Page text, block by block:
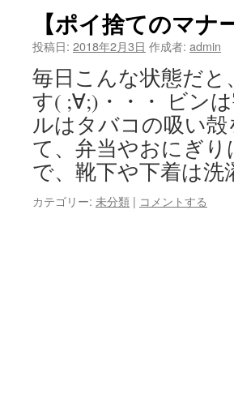
キ
ッ
【ポイ捨てのマナ
投稿日: 2018年2月3日 作成者: admin
毎日こんな状態だ
す( ;∀;)・・・ ビン
ルはタバコの吸い
て、弁当やおにぎ
で、靴下や下着は
カテゴリー: 未分類 | コメントする